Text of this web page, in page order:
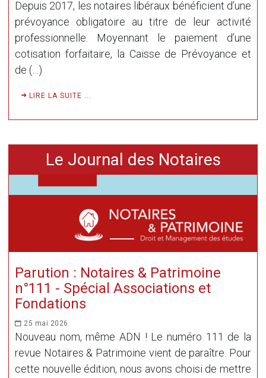
Depuis 2017, les notaires libéraux bénéficient d’une
prévoyance obligatoire au titre de leur activité
professionnelle. Moyennant le paiement d’une
cotisation forfaitaire, la Caisse de Prévoyance et
de (…)
LIRE LA SUITE ...
Le Journal des Notaires
Parution : Notaires & Patrimoine
n°111 - Spécial Associations et
Fondations
25 mai 2026
Nouveau nom, même ADN ! Le numéro 111 de la
revue Notaires & Patrimoine vient de paraître. Pour
cette nouvelle édition, nous avons choisi de mettre